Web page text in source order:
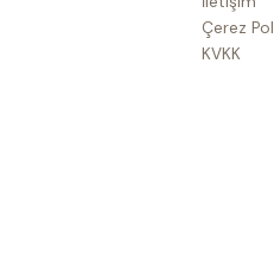
Çerez
KVKK